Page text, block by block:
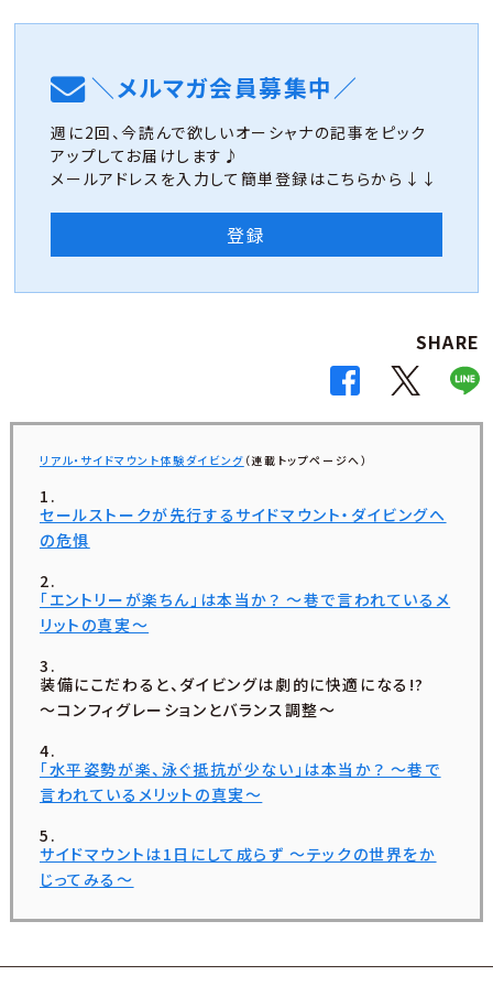
＼メルマガ会員募集中／
週に2回、今読んで欲しいオーシャナの記事をピック
アップしてお届けします♪
メールアドレスを入力して簡単登録はこちらから↓↓
登録
SHARE
リアル・サイドマウント体験ダイビング （連載トップページへ）
セールストークが先行するサイドマウント・ダイビングへ
の危惧
「エントリーが楽ちん」は本当か？ ～巷で言われているメ
リットの真実～
装備にこだわると、ダイビングは劇的に快適になる!?
～コンフィグレーションとバランス調整～
「水平姿勢が楽、泳ぐ抵抗が少ない」は本当か？ ～巷で
言われているメリットの真実～
サイドマウントは1日にして成らず ～テックの世界をか
じってみる～